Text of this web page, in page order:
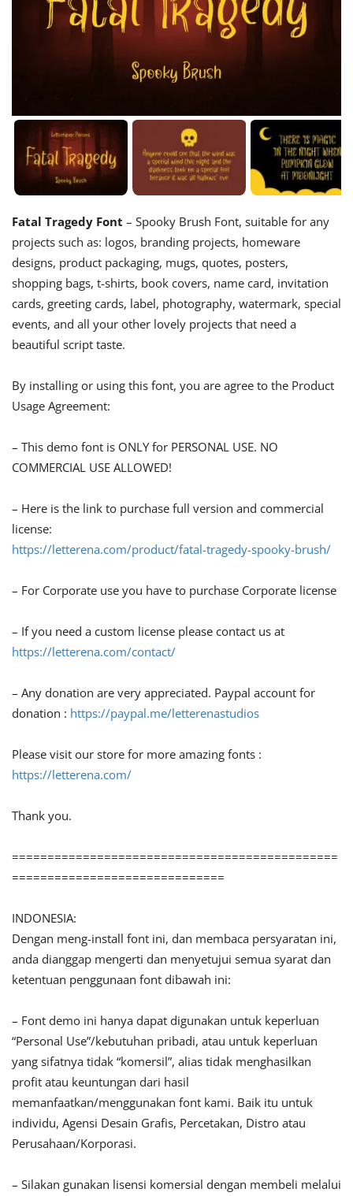
Fatal Tragedy Font – Spooky Brush Font, suitable for any
projects such as: logos, branding projects, homeware
designs, product packaging, mugs, quotes, posters,
shopping bags, t-shirts, book covers, name card, invitation
cards, greeting cards, label, photography, watermark, special
events, and all your other lovely projects that need a
beautiful script taste.
By installing or using this font, you are agree to the Product
Usage Agreement:
– This demo font is ONLY for PERSONAL USE. NO
COMMERCIAL USE ALLOWED!
– Here is the link to purchase full version and commercial
license:
https://letterena.com/product/fatal-tragedy-spooky-brush/
– For Corporate use you have to purchase Corporate license
– If you need a custom license please contact us at
https://letterena.com/contact/
– Any donation are very appreciated. Paypal account for
donation : https://paypal.me/letterenastudios
Please visit our store for more amazing fonts :
https://letterena.com/
Thank you.
==============================================
==============================
INDONESIA:
Dengan meng-install font ini, dan membaca persyaratan ini,
anda dianggap mengerti dan menyetujui semua syarat dan
ketentuan penggunaan font dibawah ini:
– Font demo ini hanya dapat digunakan untuk keperluan
“Personal Use”/kebutuhan pribadi, atau untuk keperluan
yang sifatnya tidak “komersil”, alias tidak menghasilkan
profit atau keuntungan dari hasil
memanfaatkan/menggunakan font kami. Baik itu untuk
individu, Agensi Desain Grafis, Percetakan, Distro atau
Perusahaan/Korporasi.
– Silakan gunakan lisensi komersial dengan membeli melalui